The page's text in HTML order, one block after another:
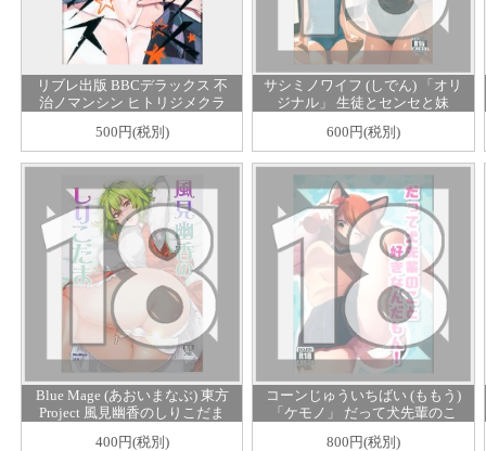
リブレ出版 BBCデラックス 不
治ノマンシン ヒトリジメクラ
500円(税別)
サシミノワイフ (しでん) 「オリ
ジナル」 生徒とセンセと妹
600円(税別)
Blue Mage (あおいまなぶ) 東方
Project 風見幽香のしりこだま
400円(税別)
コーンじゅういちばい (ももう)
「ケモノ」 だって犬先輩のこ
800円(税別)